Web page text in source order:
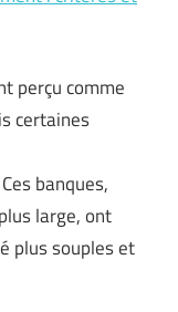
perçu comme
certaines
banques,
large, ont
plus souples et